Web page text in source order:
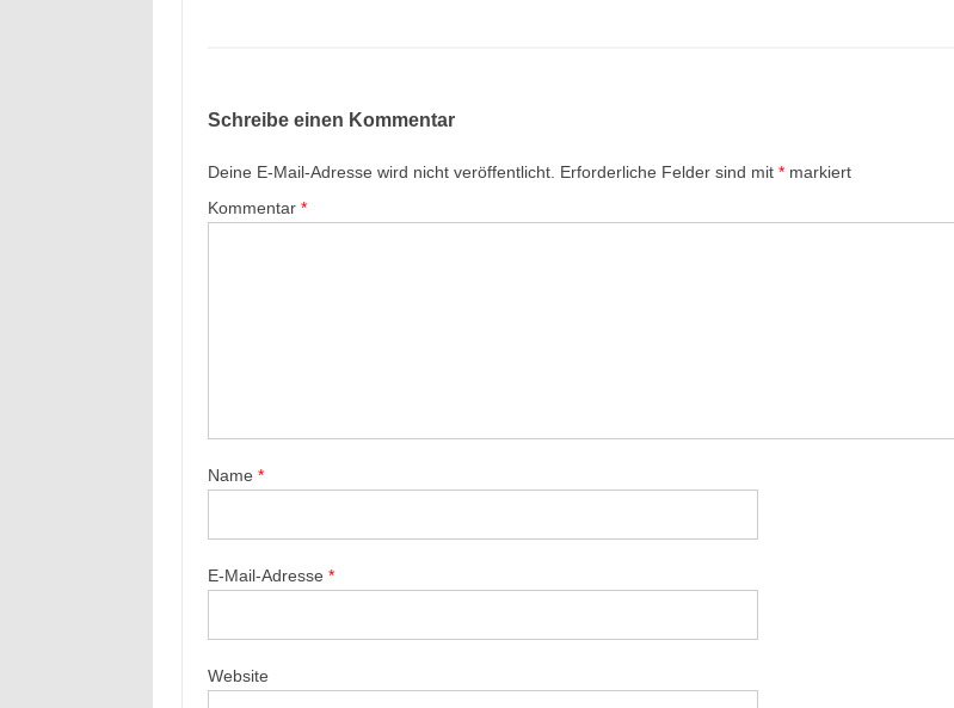
Schreibe einen Kommentar
Deine E-Mail-Adresse wird nicht veröffentlicht. Erforderliche Felder sind mit *markiert
Kommentar *
Name *
E-Mail-Adresse *
Website